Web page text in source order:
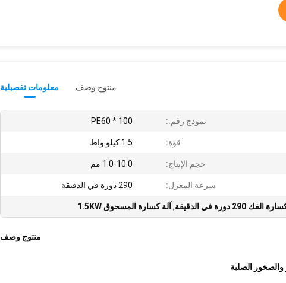
معلومات تفصيلية منتوج وصف
نموذج رقم.: PE60 * 100
قوة: 1.5 كيلو واط
حجم الإنتاج: 1.0-10.0 مم
سرعة المغزل: 290 دورة في الدقيقة
الفك 290 دورة في الدقيقة , آلة كسارة المسحوق 1.5KW
منتوج وصف